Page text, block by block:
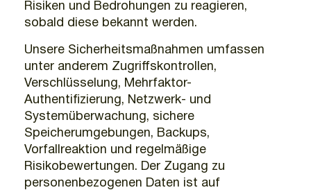
Risiken und Bedrohungen zu reagieren,
sobald diese bekannt werden.
Unsere Sicherheitsmaßnahmen umfassen
unter anderem Zugriffskontrollen,
Verschlüsselung, Mehrfaktor-
Authentifizierung, Netzwerk- und
Systemüberwachung, sichere
Speicherumgebungen, Backups,
Vorfallreaktion und regelmäßige
Risikobewertungen. Der Zugang zu
personenbezogenen Daten ist auf